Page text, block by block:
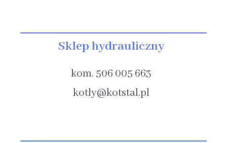
Sklep hydrauliczny
kom. 506 005 663​
kotly@kotstal.pl​​